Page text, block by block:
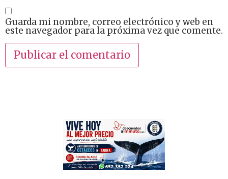
Guarda mi nombre, correo electrónico y web en
este navegador para la próxima vez que comente.